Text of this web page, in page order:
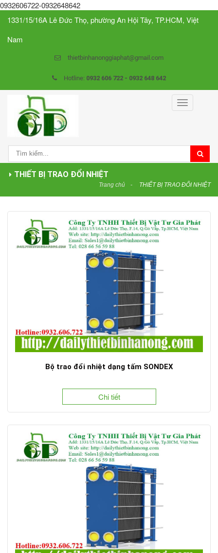
0932606722-0932648642
1331/15/16A Lê Đức Thọ, phường An Hội Tây, TP.HCM, Việt
Nam
thietbinhanonggiaphat@gmail.com
Hotline: 0932 606 722 - 0932 648 642
Toggle
navigation
THIẾT BỊ TRAO ĐỔI NHIỆT
Trang chủ THIẾT BỊ TRAO ĐỔI NHIỆT
Bộ trao đổi nhiệt dạng tấm SONDEX
Chi tiết